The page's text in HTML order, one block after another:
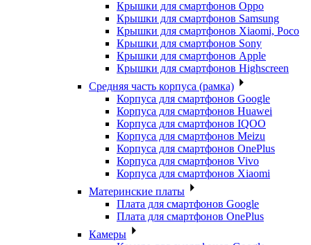
Крышки для смартфонов Oppo
Крышки для смартфонов Samsung
Крышки для смартфонов Xiaomi, Poco
Крышки для смартфонов Sony
Крышки для смартфонов Apple
Крышки для смартфонов Highscreen
Средняя часть корпуса (рамка)
Корпуса для смартфонов Google
Корпуса для смартфонов Huawei
Корпуса для смартфонов IQOO
Корпуса для смартфонов Meizu
Корпуса для смартфонов OnePlus
Корпуса для смартфонов Vivo
Корпуса для смартфонов Xiaomi
Материнские платы
Плата для смартфонов Google
Плата для смартфонов OnePlus
Камеры